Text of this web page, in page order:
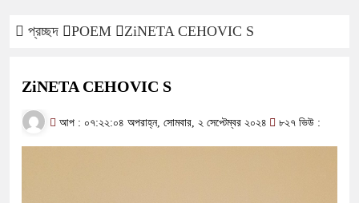
প্রচ্ছদ POEM ZiNETA CEHOVIC S
ZiNETA CEHOVIC S
আপ : ০৭:২২:০৪ অপরাহ্ন, সোমবার, ২ সেপ্টেম্বর ২০২৪ ৮২৭ ভিউ :